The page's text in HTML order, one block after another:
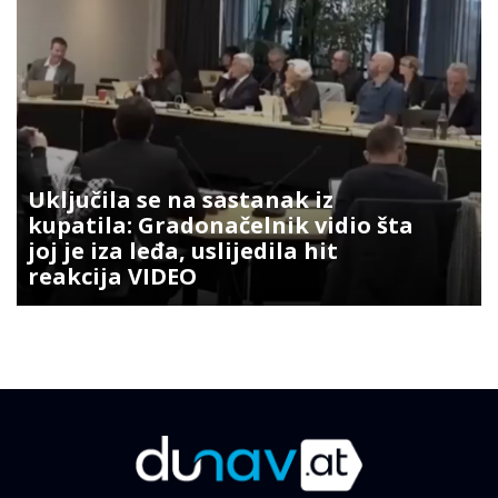
Uključila se na sastanak iz
kupatila: Gradonačelnik vidio šta
joj je iza leđa, uslijedila hit
reakcija VIDEO